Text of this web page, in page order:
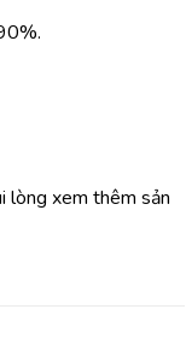
lòng xem thêm sản